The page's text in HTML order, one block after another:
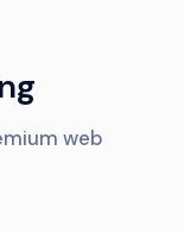
web